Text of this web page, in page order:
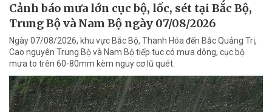
Cảnh báo mưa lớn cục bộ, lốc, sét tại Bắc Bộ,
Trung Bộ và Nam Bộ ngày 07/08/2026
Ngày 07/08/2026, khu vực Bắc Bộ, Thanh Hóa đến Bắc Quảng Trị,
Cao nguyên Trung Bộ và Nam Bộ tiếp tục có mưa dông, cục bộ
mưa to trên 60-80mm kèm nguy cơ lũ quét.